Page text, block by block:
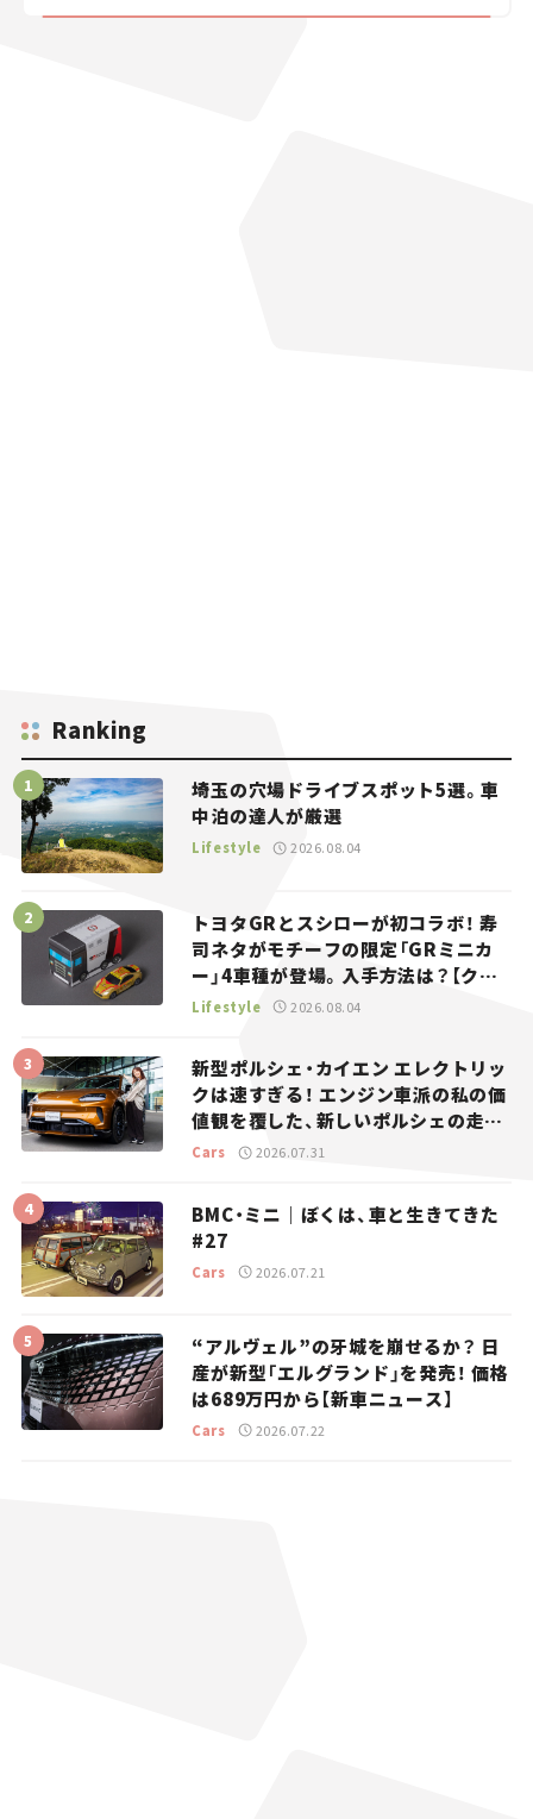
Ranking
埼玉の穴場ドライブスポット5選。車
中泊の達人が厳選
Lifestyle 2026.08.04
トヨタGRとスシローが初コラボ！ 寿
司ネタがモチーフの限定「GRミニカ
ー」4車種が登場。入手方法は？【クル
マとホビー】
Lifestyle 2026.08.04
新型ポルシェ・カイエン エレクトリッ
クは速すぎる！ エンジン車派の私の価
値観を覆した、新しいポルシェの走
り。
Cars 2026.07.31
BMC・ミニ｜ぼくは、車と生きてきた
#27
Cars 2026.07.21
“アルヴェル”の牙城を崩せるか？ 日
産が新型「エルグランド」を発売！ 価格
は689万円から【新車ニュース】
Cars 2026.07.22